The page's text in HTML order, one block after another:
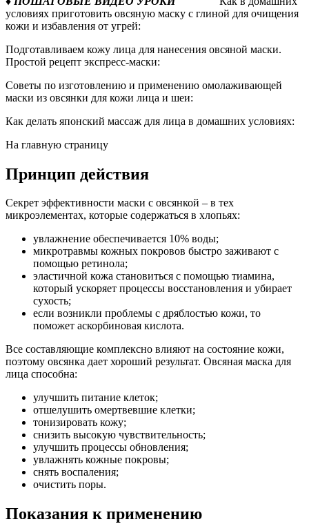
условиях приготовить овсяную маску с глиной для очищения
кожи и избавления от угрей:
Подготавливаем кожу лица для нанесения овсяной маски.
Простой рецепт экспресс-маски:
Советы по изготовлению и применению омолаживающей
маски из овсянки для кожи лица и шеи:
Как делать японский массаж для лица в домашних условиях:
На главную страницу
Принцип действия
Секрет эффективности маски с овсянкой – в тех
микроэлементах, которые содержаться в хлопьях:
увлажнение обеспечивается 10% воды;
микротравмы кожных покровов быстро заживают с
помощью ретинола;
эластичной кожа становиться с помощью тиамина,
который ускоряет процессы восстановления и убирает
сухость;
если возникли проблемы с дряблостью кожи, то
поможет аскорбиновая кислота.
Все составляющие комплексно влияют на состояние кожи,
поэтому овсянка дает хороший результат. Овсяная маска для
лица способна:
улучшить питание клеток;
отшелушить омертвевшие клетки;
тонизировать кожу;
снизить высокую чувствительность;
улучшить процессы обновления;
увлажнять кожные покровы;
снять воспаления;
очистить поры.
Показания к применению